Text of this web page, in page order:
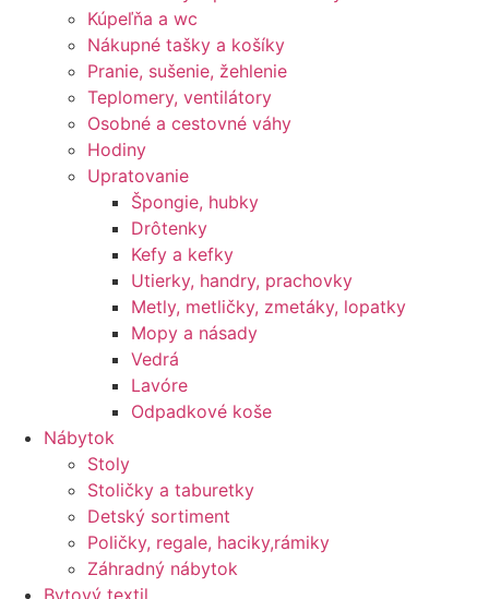
Kúpeľňa a wc
Nákupné tašky a košíky
Pranie, sušenie, žehlenie
Teplomery, ventilátory
Osobné a cestovné váhy
Hodiny
Upratovanie
Špongie, hubky
Drôtenky
Kefy a kefky
Utierky, handry, prachovky
Metly, metličky, zmetáky, lopatky
Mopy a násady
Vedrá
Lavóre
Odpadkové koše
Nábytok
Stoly
Stoličky a taburetky
Detský sortiment
Poličky, regale, haciky,rámiky
Záhradný nábytok
Bytový textil